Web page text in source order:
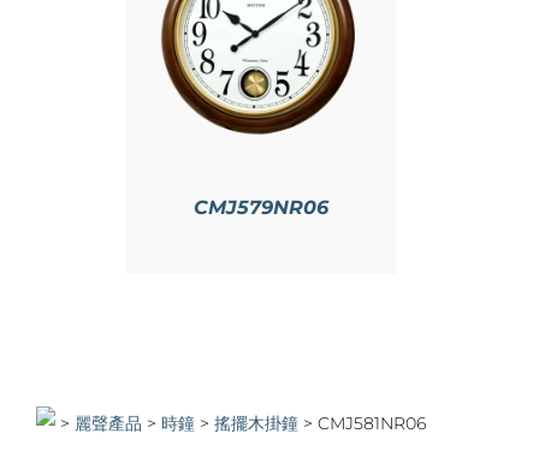
CMJ579NR06
> > 時鐘 > 搖擺木掛鐘 > CMJ581NR06